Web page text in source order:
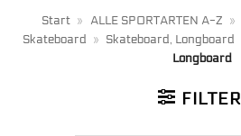
Start » ALLE SPORTARTEN A-Z »
Skateboard » Skateboard, Longboard
Longboard
FILTER